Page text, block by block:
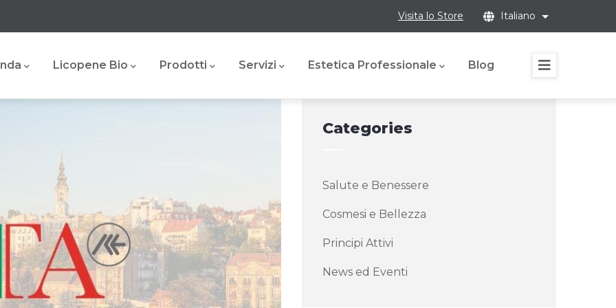
Visita lo Store Italiano List additional
Licopene Bio Prodotti Servizi Estetica Professionale Blog
Categories
Salute e Benessere
Cosmesi e Bellezza
Principi Attivi
News ed Eventi